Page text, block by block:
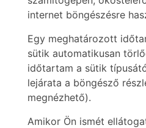
internet böngészésre
Egy meghatározott
sütik automatikusan
időtartam a sütik
lejárata a böngésző
megnézhető).
Amikor Ön ismét